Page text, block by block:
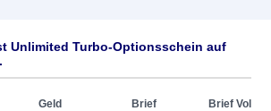
Unlimited Turbo-Optionsschein auf
Geld Brief Brief Vol